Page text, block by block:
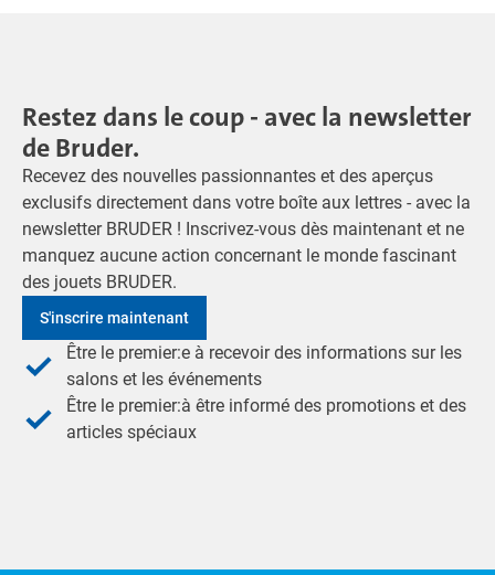
Restez dans le coup - avec la newsletter
de Bruder.
Recevez des nouvelles passionnantes et des aperçus
exclusifs directement dans votre boîte aux lettres - avec la
newsletter BRUDER ! Inscrivez-vous dès maintenant et ne
manquez aucune action concernant le monde fascinant
des jouets BRUDER.
S'inscrire maintenant
Être le premier:e à recevoir des informations sur les
salons et les événements
Être le premier:à être informé des promotions et des
articles spéciaux